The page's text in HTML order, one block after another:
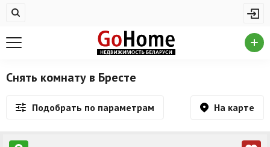
Недвижимость в Бресте
На сутки
Новостройки
Снять комнату в Бресте
Подобрать по параметрам На карте